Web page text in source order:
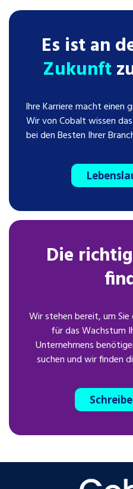
Es ist an
Zukunft
Ihre Karriere macht einen
Wir von Cobalt wissen
bei den Besten Ihrer
Die
Wir stehen bereit, um
für das Wachstum
Unternehmens
suchen und wir finden